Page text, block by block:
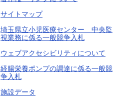
サイトマップ
埼玉県立小児医療センター 中央監
視業務に係る一般競争入札
ウェブアクセシビリティについて
経腸栄養ポンプの調達に係る一般競
争入札
施設データ